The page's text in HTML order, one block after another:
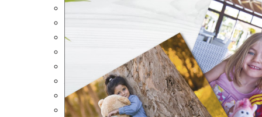
Tazas Personalizadas
Peluches Personalizados
Portalápices Personalizados
Puzles Personalizados
Juegos de Mesa
Alfombrillas Personalizadas
Lámparas LED